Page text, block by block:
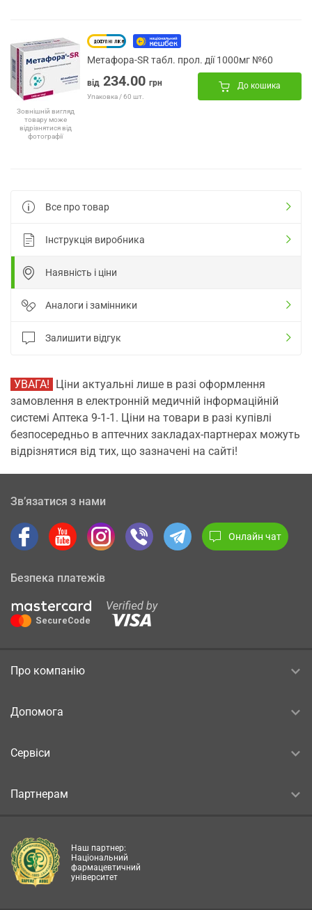
Зовнішній вигляд
товару може
відрізнятися від
фотографії
Метафора-SR табл. прол. дії 1000мг №60
від 234.00 грн
Упаковка / 60 шт.
До кошика
Все про товар
Інструкція виробника
Наявність і ціни
Аналоги і замінники
Залишити відгук
УВАГА! Ціни актуальні лише в разі оформлення
замовлення в електронній медичній інформаційній
системі Аптека 9-1-1. Ціни на товари в разі купівлі
безпосередньо в аптечних закладах-партнерах можуть
відрізнятися від тих, що зазначені на сайті!
Зв’язатися з нами
Онлайн чат
Безпека платежів
Про компанію
Допомога
Сервіси
Партнерам
Наш партнер:
Національний
фармацевтичний
університет